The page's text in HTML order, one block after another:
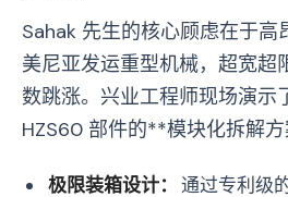
Sahak 先生的核心顾虑在于
美尼亚发运重型机械，超宽超
数跳涨。兴业工程师现场演示
HZS60 部件的**模块化拆解方
极限装箱设计：
通过专利级